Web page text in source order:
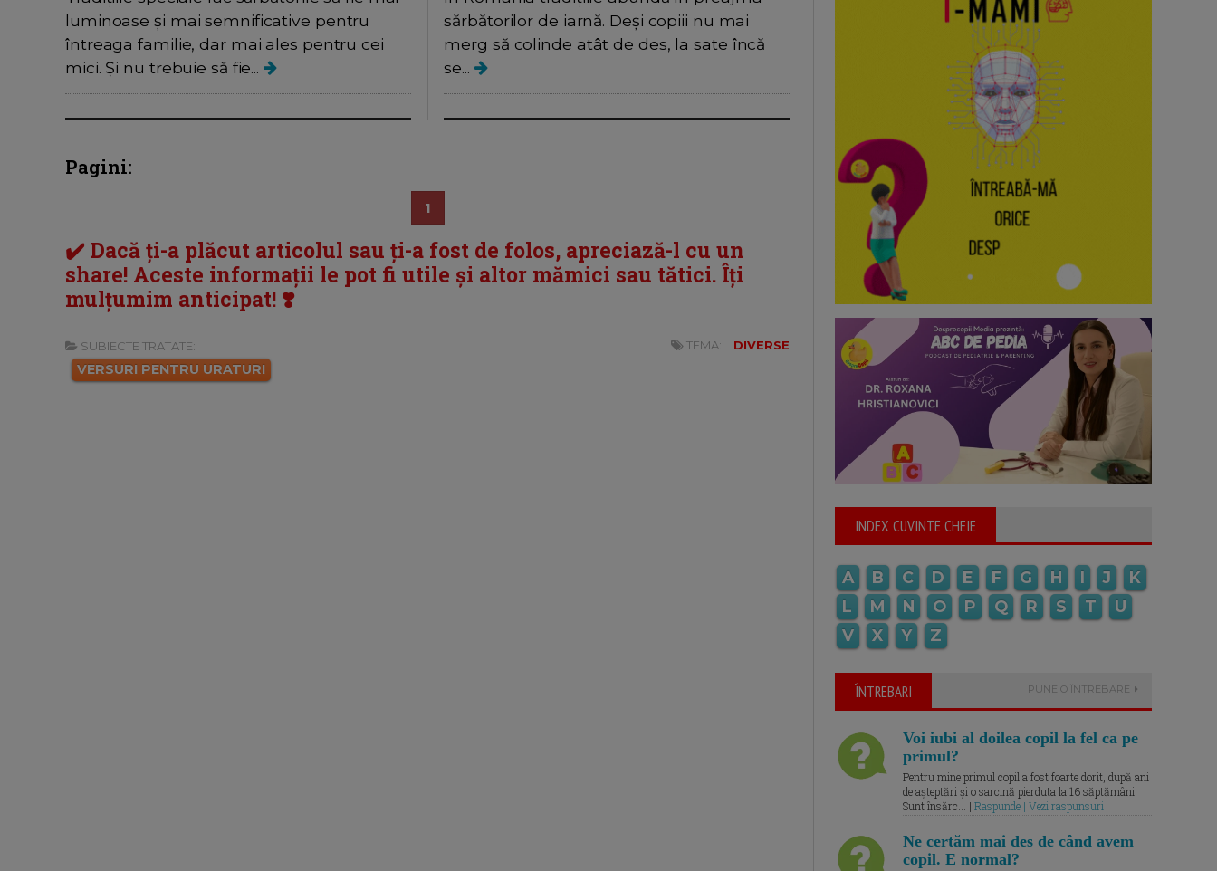
luminoase și mai semnificative pentru
întreaga familie, dar mai ales pentru cei
mici. Și nu trebuie să fie...
sărbătorilor de iarnă. Deși copiii nu mai
merg să colinde atât de des, la sate încă
se...
Pagini:
1
✔️ Dacă ți-a plăcut articolul sau ți-a fost de folos, apreciază-l cu un
share! Aceste informații le pot fi utile și altor mămici sau tătici. Îți
mulțumim anticipat! ❣️
SUBIECTE TRATATE:
VERSURI PENTRU URATURI
TEMA: DIVERSE
INDEX CUVINTE CHEIE
A B C D E F G H I J
K
L
M N O P Q R S T
U
V
X Y Z
ÎNTREBARI PUNE O ÎNTREBARE
Voi iubi al doilea copil la fel ca pe
primul?
Pentru mine primul copil a fost foarte dorit, după ani
de așteptări și o sarcină pierduta la 16 săptămâni.
Sunt însărc... | Raspunde | Vezi raspunsuri
Ne certăm mai des de când avem
copil. E normal?